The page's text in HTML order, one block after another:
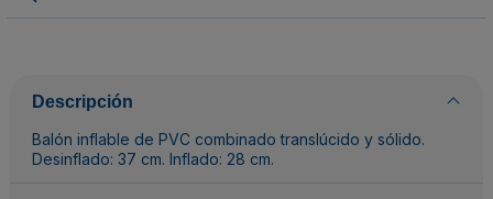
Descripción
Balón inflable de PVC combinado translúcido y sólido.
Desinflado: 37 cm. Inflado: 28 cm.